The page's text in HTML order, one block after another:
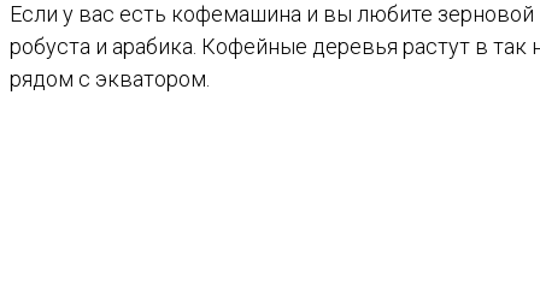
Если у вас есть кофемашина и вы любите зерновой
робуста и арабика. Кофейные деревья растут в
рядом с экватором.